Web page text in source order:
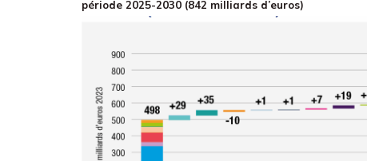
période 2025-2030 (842 milliards d’euros)